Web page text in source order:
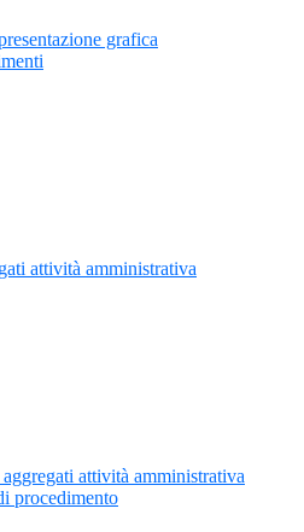
grafica
attività amministrativa
attività amministrativa
procedimento